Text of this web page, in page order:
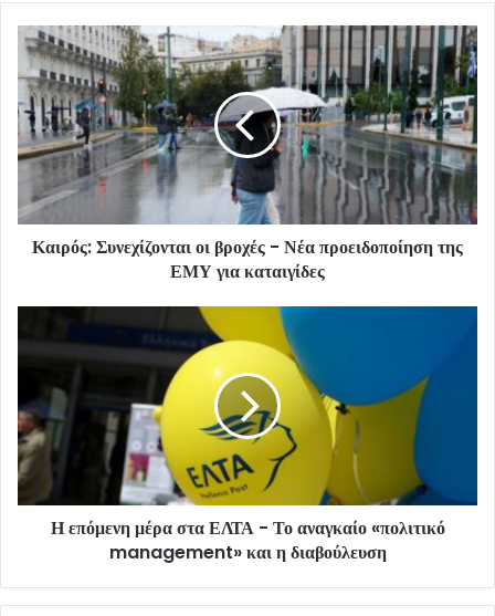
Καιρός: Συνεχίζονται οι βροχές - Νέα προειδοποίηση της
ΕΜΥ για καταιγίδες
Η επόμενη μέρα στα ΕΛΤΑ - Το αναγκαίο «πολιτικό
management» και η διαβούλευση